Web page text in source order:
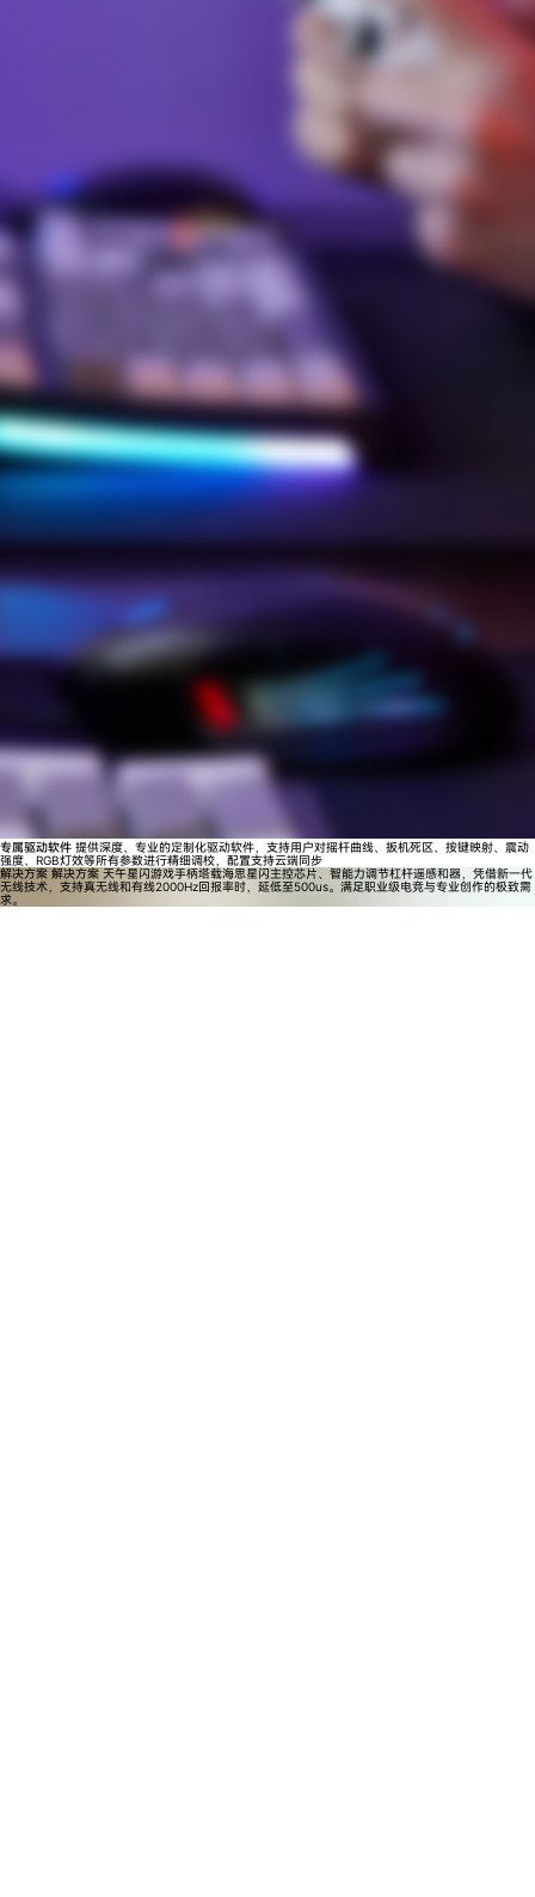
专属驱动软件 提供深度、专业的定制化驱动软件，支持用户对摇杆曲线、扳机死区、按键映射、震动
强度、RGB灯效等所有参数进行精细调校，配置支持云端同步
解决方案 解决方案 天午星闪游戏手柄塔载海思星闪主控芯片、智能力调节杠杆遥感和器，凭借新一代
无线技术，支持真无线和有线2000Hz回报率时，延低至500us。满足职业级电竞与专业创作的极致需
求。